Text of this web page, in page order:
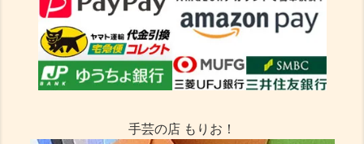
手芸の店 もりお！